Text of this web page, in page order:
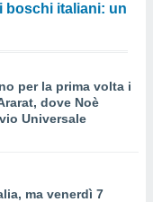
boschi italiani: un
per la prima volta i
dove Noè
Universale
ma venerdì 7